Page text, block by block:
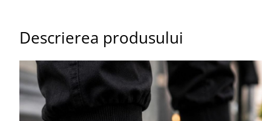
Descrierea produsului